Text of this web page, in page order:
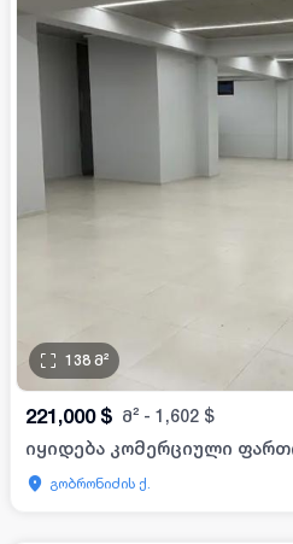
138 მ²
221,000 $ მ² - 1,602 $
იყიდება კომერციული
გობრონიძის ქ.